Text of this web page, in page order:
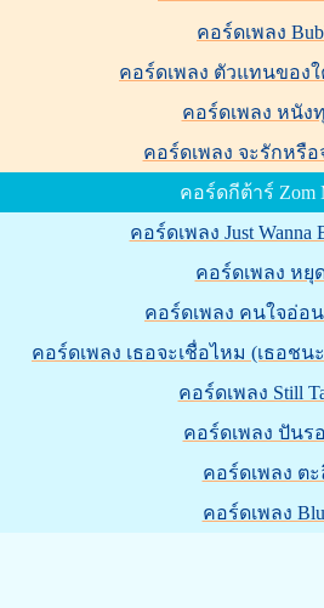
คอร์ดเพลง
คอร์ดเพลง ตัวแทนของใ
คอร์ดเพลง หนัง
คอร์ดเพลง จะรักหรื
คอร์ดกีต้าร์ Zom
คอร์ดเพลง Just Wanna
คอร์ดเพลง หยุ
คอร์ดเพลง คนใจอ่อ
คอร์ดเพลง เธอจะเชื่อไหม (เธอชน
คอร์ดเพลง Still
คอร์ดเพลง ปันร
คอร์ดเพลง ตะ
คอร์ดเพลง